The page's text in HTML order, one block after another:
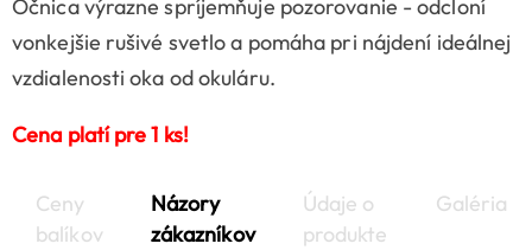
Očnica výrazne spríjemňuje pozorovanie - odcloní
vonkejšie rušivé svetlo a pomáha pri nájdení ideálnej
vzdialenosti oka od okuláru.
Cena platí pre 1 ks!
Ceny
balíkov
Názory
zákazníkov
Údaje o
produkte
Galéria